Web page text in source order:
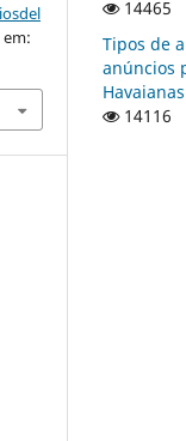
em:
14465
Tipos de
anúncios
Havaianas
14116